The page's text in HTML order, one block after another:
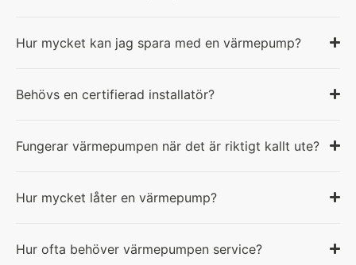
Hur mycket kan jag spara med en värmepump?
Behövs en certifierad installatör?
Fungerar värmepumpen när det är riktigt kallt ute?
Hur mycket låter en värmepump?
Hur ofta behöver värmepumpen service?